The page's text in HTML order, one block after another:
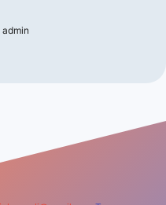
admin